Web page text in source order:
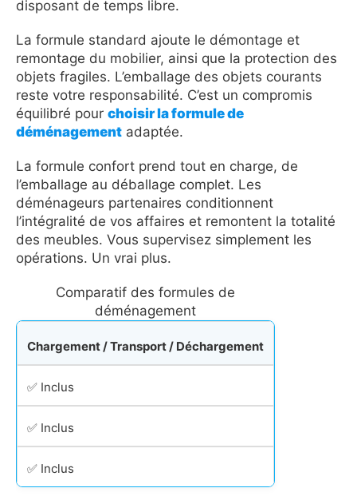
disposant de temps libre.
La formule standard ajoute le démontage et
remontage du mobilier, ainsi que la protection des
objets fragiles. L’emballage des objets courants
reste votre responsabilité. C’est un compromis
équilibré pour choisir la formule de
déménagement adaptée.
La formule confort prend tout en charge, de
l’emballage au déballage complet. Les
déménageurs partenaires conditionnent
l’intégralité de vos affaires et remontent la totalité
des meubles. Vous supervisez simplement les
opérations. Un vrai plus.
Comparatif des formules de
déménagement
Chargement / Transport / Déchargement
✅ Inclus
✅ Inclus
✅ Inclus